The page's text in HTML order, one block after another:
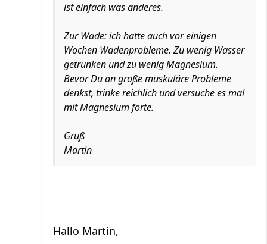
ist einfach was anderes.
Zur Wade: ich hatte auch vor einigen
Wochen Wadenprobleme. Zu wenig Wasser
getrunken und zu wenig Magnesium.
Bevor Du an große muskuläre Probleme
denkst, trinke reichlich und versuche es mal
mit Magnesium forte.
Gruß
Martin
Hallo Martin,